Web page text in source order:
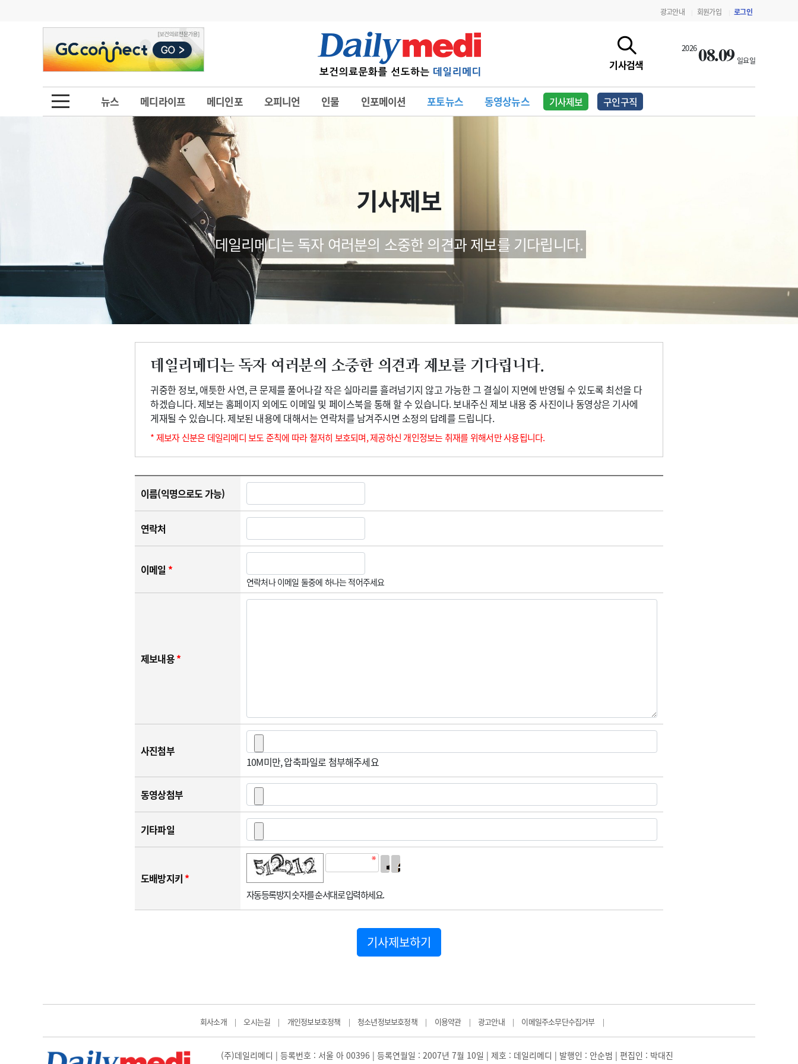
광고안내 회원가입 로그인
기사검색
202608.09 일요일
뉴스 메디라이프 메디인포 오피니언 인물 인포메이션 포토뉴스 동영상뉴스 기사제보 구인구직
금주의 검색어
1
의사인력 수급 추계
2
성분명 처방
3
AI의료
4
전공의 모집 결과
의사국시 합격률
6
관리급여 실시
의과대학 입시
10 약가인하
인사 사고
오피니언 칼럼 수첩
인물 초대석 피플
포토뉴스
지역병원 중소병원
행정처분 판례
학회·연수강좌 학회/연수강좌 행사
법적고지
기사제보
데일리메디는 독자 여러분의 소중한 의견과 제보를 기다립니다.
데일리메디는 독자 여러분의 소중한 의견과 제보를 기다립니다.
귀중한 정보, 애틋한 사연, 큰 문제를 풀어나갈 작은 실마리를 흘려넘기지 않고 가능한 그 결실이 지면에 반영될 수 있도록 최선을 다
하겠습니다. 제보는 홈페이지 외에도 이메일 및 페이스북을 통해 할 수 있습니다. 보내주신 제보 내용 중 사진이나 동영상은 기사에
게재될 수 있습니다. 제보된 내용에 대해서는 연락처를 남겨주시면 소정의 답례를 드립니다.
* 제보자 신분은 데일리메디 보도 준칙에 따라 철저히 보호되며, 제공하신 개인정보는 취재를 위해서만 사용됩니다.
이름(익명으로도 가능)
연락처
이메일 *
연락처나 이메일 둘중에 하나는 적어주세요
제보내용*
사진첨부
10M미만, 압축파일로 첨부해주세요
동영상첨부
기타파일
도배방지키 *
자동등록방지 숫자를 순서대로 입력하세요.
기사제보하기
회사소개 | 오시는길 | 개인정보보호정책 | 청소년정보보호정책 | 이용약관 | 광고안내 | 이메일주소무단수집거부 |
(주)데일리메디 | 등록번호 : 서울 아 00396 | 등록연월일 : 2007년 7월 10일 | 제호 : 데일리메디 | 발행인 : 안순범 | 편집인 : 박대진